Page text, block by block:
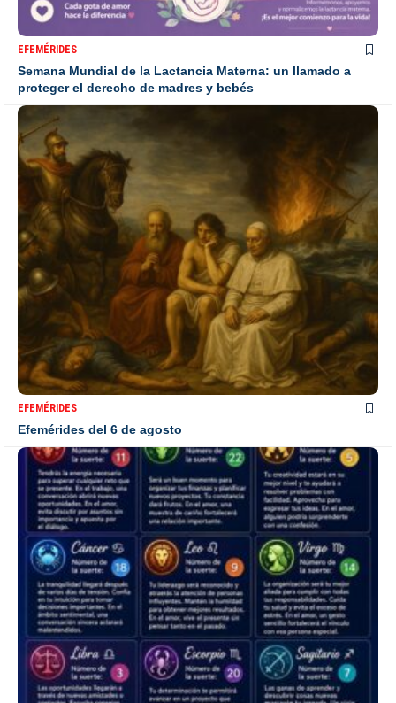
EFEMÉRIDES
Semana Mundial de la Lactancia Materna: un llamado a
proteger el derecho de madres y bebés
EFEMÉRIDES
Efemérides del 6 de agosto